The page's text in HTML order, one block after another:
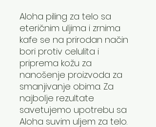
Aloha piling za telo sa
eteričnim uljima i zrnima
kafe se na prirodan način
bori protiv celulita i
priprema kožu za
nanošenje proizvoda za
smanjivanje obima. Za
najbolje rezultate
savetujemo upotrebu sa
Aloha suvim uljem za telo.